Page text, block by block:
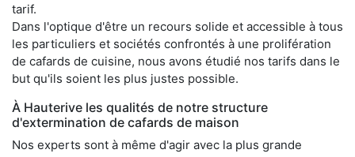
tarif.
Dans l'optique d'être un recours solide et accessible à tous
les particuliers et sociétés confrontés à une prolifération
de cafards de cuisine, nous avons étudié nos tarifs dans le
but qu'ils soient les plus justes possible.
À Hauterive les qualités de notre structure
d'extermination de cafards de maison
Nos experts sont à même d'agir avec la plus grande